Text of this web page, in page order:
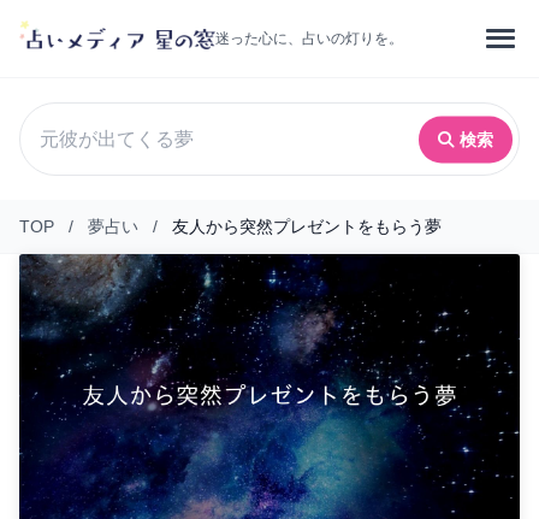
迷った心に、占いの灯りを。
検索
TOP / 夢占い / 友人から突然プレゼントをもらう夢